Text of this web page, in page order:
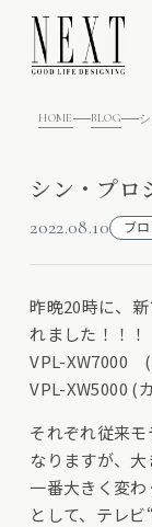
HOME BLOG
シン・プロ
2022.08.10 ブ
昨晩20時に、
れました！！！
VPL-XW7000 (
VPL-XW5000 (
それぞれ従来
なりますが、大
一番大きく変
として、テレ